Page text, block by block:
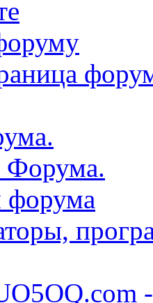
Форума.
форума